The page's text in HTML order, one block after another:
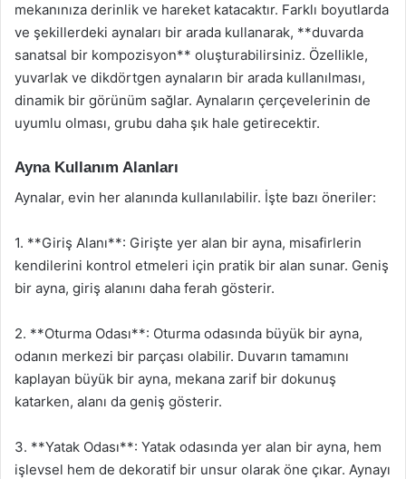
mekanınıza derinlik ve hareket katacaktır. Farklı boyutlarda
ve şekillerdeki aynaları bir arada kullanarak, **duvarda
sanatsal bir kompozisyon** oluşturabilirsiniz. Özellikle,
yuvarlak ve dikdörtgen aynaların bir arada kullanılması,
dinamik bir görünüm sağlar. Aynaların çerçevelerinin de
uyumlu olması, grubu daha şık hale getirecektir.
Ayna Kullanım Alanları
Aynalar, evin her alanında kullanılabilir. İşte bazı öneriler:
1. **Giriş Alanı**: Girişte yer alan bir ayna, misafirlerin
kendilerini kontrol etmeleri için pratik bir alan sunar. Geniş
bir ayna, giriş alanını daha ferah gösterir.
2. **Oturma Odası**: Oturma odasında büyük bir ayna,
odanın merkezi bir parçası olabilir. Duvarın tamamını
kaplayan büyük bir ayna, mekana zarif bir dokunuş
katarken, alanı da geniş gösterir.
3. **Yatak Odası**: Yatak odasında yer alan bir ayna, hem
işlevsel hem de dekoratif bir unsur olarak öne çıkar. Aynayı